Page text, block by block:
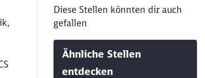
Diese Stellen könnten dir auch
gefallen
Ähnliche Stellen
entdecken